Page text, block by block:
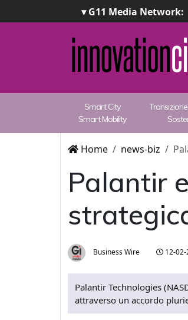
▾ G11 Media Network:
Smart City
Smart Mobility
Home news-biz
Palantir
Business Wire 12-
Palantir Technologies
attraverso un accordo